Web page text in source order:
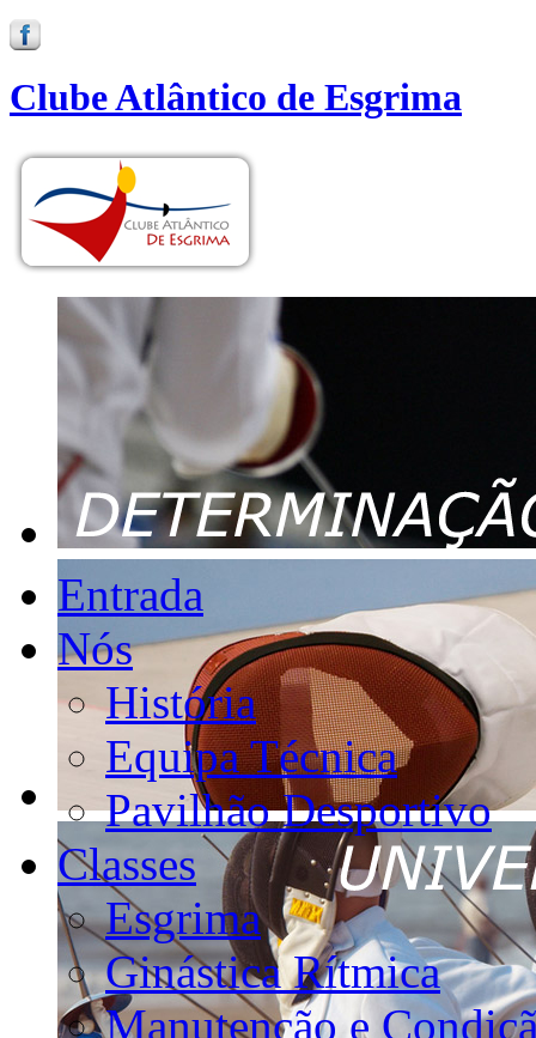
Clube Atlântico de Esgrima
Entrada
Nós
História
Equipa Técnica
Pavilhão Desportivo
Classes
Esgrima
Ginástica Rítmica
Manutenção e